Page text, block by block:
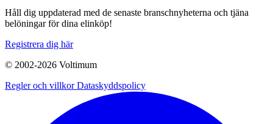
Håll dig uppdaterad med de senaste branschnyheterna och tjäna
belöningar för dina elinköp!
Registrera dig här
© 2002-2026 Voltimum
Regler och villkorDataskyddspolicy